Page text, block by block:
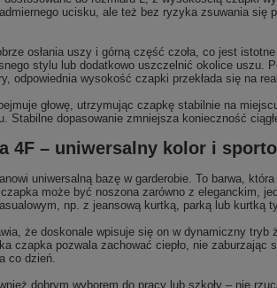
ucisku, ale też bez ryzyka zsuwania
osłania uszy i górną część czoła, co jest
stylu lub dodatkowo uszczelnić okolice
odpowiednia wysokość czapki przekłada się na
głowę, utrzymując czapkę stabilnie na
Stabilne dopasowanie zmniejsza konieczność
4F – uniwersalny kolor i
uniwersalną bazę w garderobie. To barwa,
może być noszona zarówno z eleganckim,
np. z jeansową kurtką, parką lub kurtką
że doskonale wpisuje się on w dynamiczny
czapka pozwala zachować ciepło, nie
co dzień.
dobrym wyborem do pracy lub szkoły – nie